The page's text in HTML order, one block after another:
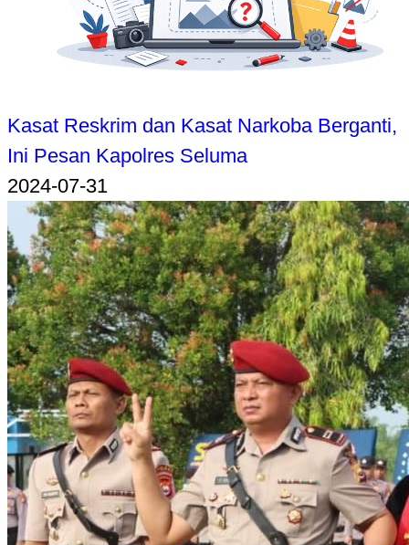
Kasat Reskrim dan Kasat Narkoba Berganti,
Ini Pesan Kapolres Seluma
2024-07-31